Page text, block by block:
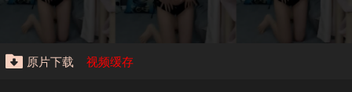
原片下载 视频缓存